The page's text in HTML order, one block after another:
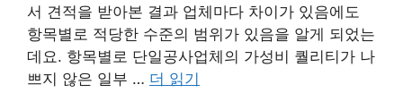
서 견적을 받아본 결과 업체마다 차이가 있음에도
항목별로 적당한 수준의 범위가 있음을 알게 되었는
데요. 항목별로 단일공사업체의 가성비 퀄리티가 나
쁘지 않은 일부 … 더 읽기